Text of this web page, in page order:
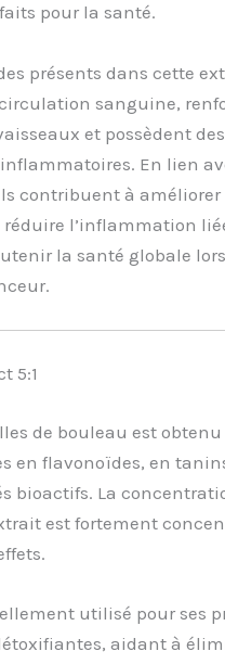
pour la santé.
présents dans cette
sanguine,
et possèdent des
En lien
contribuent à améliorer
l’inflammation
la santé globale lors
5:1
de bouleau est
en flavonoïdes, en
bioactifs. La
est fortement
utilisé pour ses
aidant à